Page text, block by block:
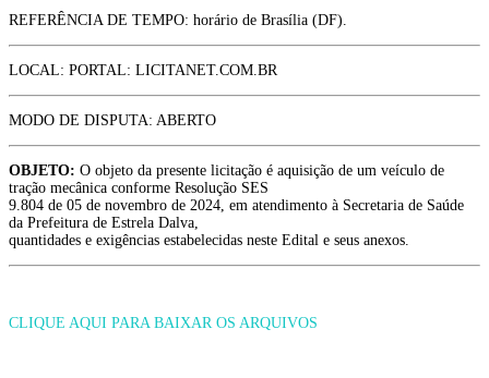
REFERÊNCIA DE TEMPO: horário de Brasília (DF).
LOCAL: PORTAL: LICITANET.COM.BR
MODO DE DISPUTA: ABERTO
OBJETO: O objeto da presente licitação é aquisição de um veículo de
tração mecânica conforme Resolução SES
9.804 de 05 de novembro de 2024, em atendimento à Secretaria de Saúde
da Prefeitura de Estrela Dalva,
quantidades e exigências estabelecidas neste Edital e seus anexos.
CLIQUE AQUI PARA BAIXAR OS ARQUIVOS